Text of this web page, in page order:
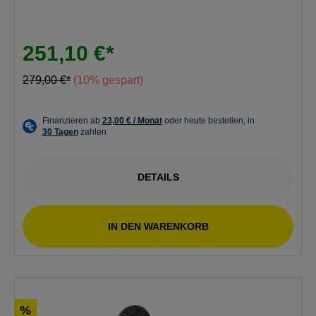
251,10 €*
279,00 €* (10% gespart)
DETAILS
IN DEN WARENKORB
%